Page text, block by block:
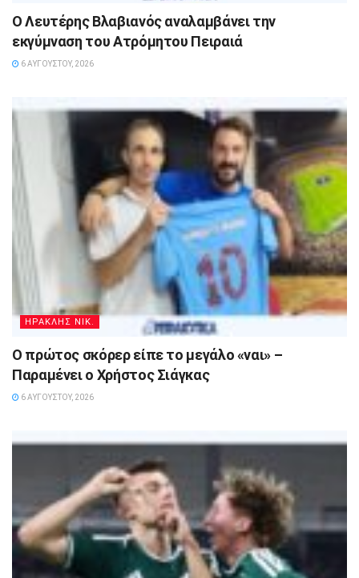
Ο Λευτέρης Βλαβιανός αναλαμβάνει την
εκγύμναση του Ατρόμητου Πειραιά
6 ΑΥΓΟΎΣΤΟΥ, 2026
ΗΡΑΚΛΗΣ ΝΙΚ.
Ο πρώτος σκόρερ είπε το μεγάλο «ναι» –
Παραμένει ο Χρήστος Σιάγκας
6 ΑΥΓΟΎΣΤΟΥ, 2026